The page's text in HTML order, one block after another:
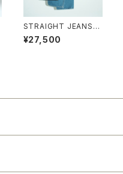
STRAIGHT JEANS（B
LUE）
¥27,500